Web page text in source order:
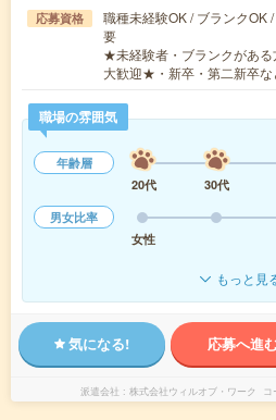
応募資格
職種未経験OK / ブランクOK
要
★未経験者・ブランクがある
大歓迎★・新卒・第二新卒
職場の雰囲気
年齢層
20代
30代
男女比率
女性
もっと見
気になる! 応募へ進
派遣会社 株式会社ウィルオブ・ワーク